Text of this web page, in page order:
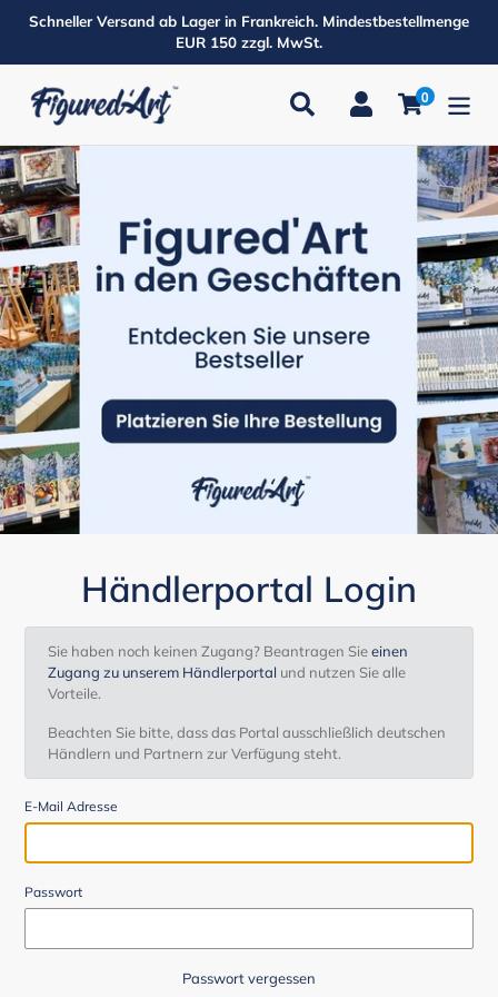
Schneller Versand ab Lager in Frankreich. Mindestbestellmenge
EUR 150 zzgl. MwSt.
Suchen Einloggen
0Produkte
Händlerportal Login
Sie haben noch keinen Zugang? Beantragen Sieeinen
Zugang zu unserem Händlerportal und nutzen Sie alle
Vorteile.
Beachten Sie bitte, dass das Portal ausschließlich deutschen
Händlern und Partnern zur Verfügung steht.
E-Mail Adresse
Passwort
Passwort vergessen